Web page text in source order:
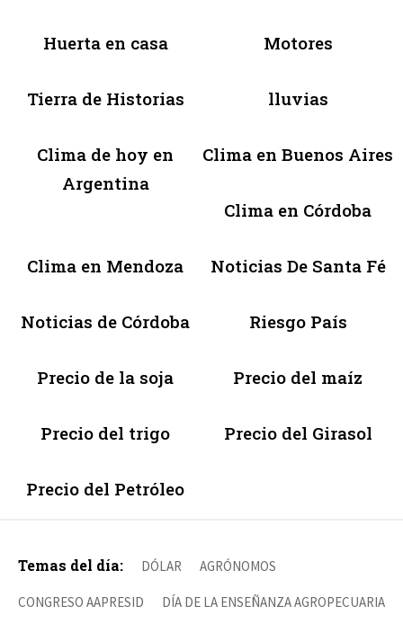
Huerta en casa Motores
Tierra de Historias lluvias
Clima de hoy en
Argentina
Clima en Buenos Aires
Clima en Córdoba
Clima en Mendoza Noticias De Santa Fé
Noticias de Córdoba Riesgo País
Precio de la soja Precio del maíz
Precio del trigo Precio del Girasol
Precio del Petróleo
Temas del día: DÓLAR AGRÓNOMOS
CONGRESO AAPRESID DÍA DE LA ENSEÑANZA AGROPECUARIA